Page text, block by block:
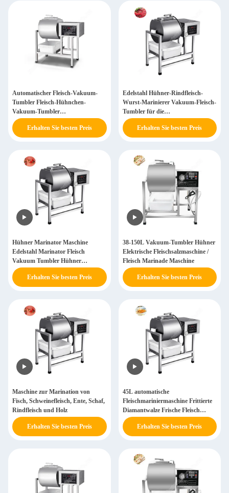
Automatischer Fleisch-Vakuum-
Tumbler Fleisch-Hühnchen-
Vakuum-Tumbler
Marinationsmaschine Kimchi
Rindfleisch-Hühnchenbein für
Fastfood
Erhalten Sie besten Preis
Edelstahl Hühner-Rindfleisch-
Wurst-Marinierer Vakuum-Fleisch-
Tumbler für die
Lebensmittelverarbeitung Vakuum-
Fleisch-Marinierer
Erhalten Sie besten Preis
Hühner Marinator Maschine
Edelstahl Marinator Fleisch
Vakuum Tumbler Hühner
Maschine
Erhalten Sie besten Preis
38-150L Vakuum-Tumbler Hühner
Elektrische Fleischsalzmaschine /
Fleisch Marinade Maschine
Erhalten Sie besten Preis
Maschine zur Marination von
Fisch, Schweinefleisch, Ente, Schaf,
Rindfleisch und Holz
Erhalten Sie besten Preis
45L automatische
Fleischmariniermaschine Frittierte
Diamantwalze Frische Fleisch
Salzlösung Injektionsmaschine
Erhalten Sie besten Preis